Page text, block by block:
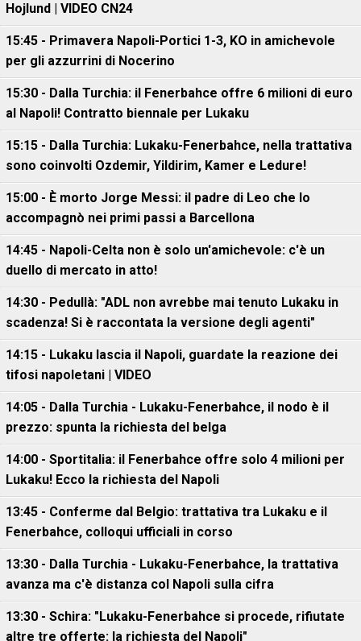
Hojlund | VIDEO CN24
15:45 - Primavera Napoli-Portici 1-3, KO in amichevole
per gli azzurrini di Nocerino
15:30 - Dalla Turchia: il Fenerbahce offre 6 milioni di euro
al Napoli! Contratto biennale per Lukaku
15:15 - Dalla Turchia: Lukaku-Fenerbahce, nella trattativa
sono coinvolti Ozdemir, Yildirim, Kamer e Ledure!
15:00 - È morto Jorge Messi: il padre di Leo che lo
accompagnò nei primi passi a Barcellona
14:45 - Napoli-Celta non è solo un'amichevole: c'è un
duello di mercato in atto!
14:30 - Pedullà: "ADL non avrebbe mai tenuto Lukaku in
scadenza! Si è raccontata la versione degli agenti"
14:15 - Lukaku lascia il Napoli, guardate la reazione dei
tifosi napoletani | VIDEO
14:05 - Dalla Turchia - Lukaku-Fenerbahce, il nodo è il
prezzo: spunta la richiesta del belga
14:00 - Sportitalia: il Fenerbahce offre solo 4 milioni per
Lukaku! Ecco la richiesta del Napoli
13:45 - Conferme dal Belgio: trattativa tra Lukaku e il
Fenerbahce, colloqui ufficiali in corso
13:30 - Dalla Turchia - Lukaku-Fenerbahce, la trattativa
avanza ma c'è distanza col Napoli sulla cifra
13:30 - Schira: "Lukaku-Fenerbahce si procede, rifiutate
altre tre offerte: la richiesta del Napoli"